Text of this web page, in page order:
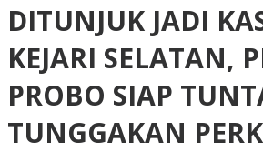
DITUNJUK JADI
KEJARI SELATAN,
PROBO SIAP
TUNGGAKAN